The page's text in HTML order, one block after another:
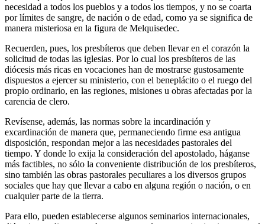
necesidad a todos los pueblos y a todos los tiempos, y no se coarta
por límites de sangre, de nación o de edad, como ya se significa de
manera misteriosa en la figura de Melquisedec.
Recuerden, pues, los presbíteros que deben llevar en el corazón la
solicitud de todas las iglesias. Por lo cual los presbíteros de las
diócesis más ricas en vocaciones han de mostrarse gustosamente
dispuestos a ejercer su ministerio, con el beneplácito o el ruego del
propio ordinario, en las regiones, misiones u obras afectadas por la
carencia de clero.
Revísense, además, las normas sobre la incardinación y
excardinación de manera que, permaneciendo firme esa antigua
disposición, respondan mejor a las necesidades pastorales del
tiempo. Y donde lo exija la consideración del apostolado, háganse
más factibles, no sólo la conveniente distribución de los presbíteros,
sino también las obras pastorales peculiares a los diversos grupos
sociales que hay que llevar a cabo en alguna región o nación, o en
cualquier parte de la tierra.
Para ello, pueden establecerse algunos seminarios internacionales,